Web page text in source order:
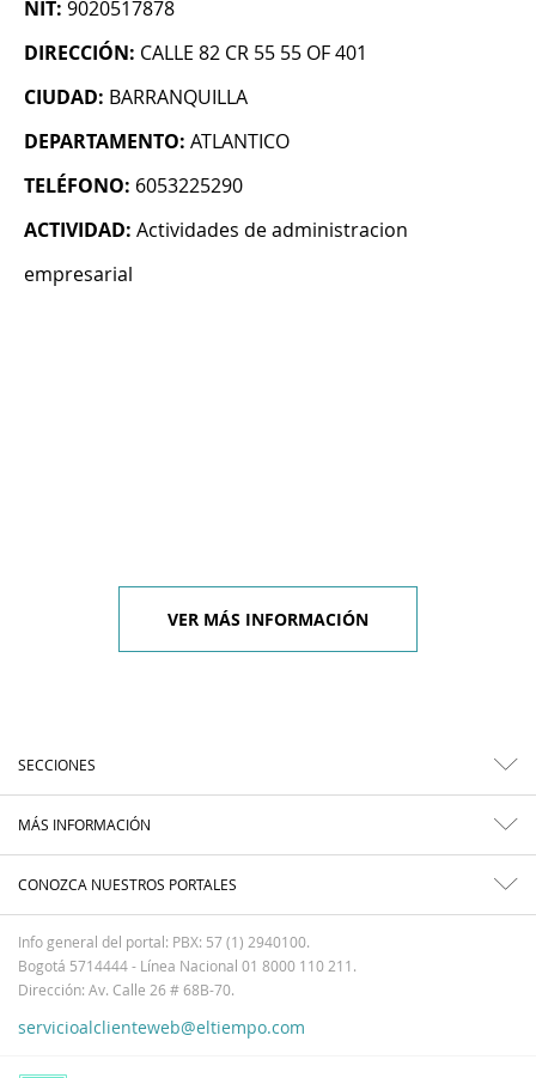
NIT: 9020517878
DIRECCIÓN: CALLE 82 CR 55 55 OF 401
CIUDAD: BARRANQUILLA
DEPARTAMENTO: ATLANTICO
TELÉFONO: 6053225290
ACTIVIDAD: Actividades de administracion
empresarial
VER MÁS INFORMACIÓN
SECCIONES
MÁS INFORMACIÓN
CONOZCA NUESTROS PORTALES
Info general del portal: PBX: 57 (1) 2940100.
Bogotá 5714444 - Línea Nacional 01 8000 110 211.
Dirección: Av. Calle 26 # 68B-70.
servicioalclienteweb@eltiempo.com